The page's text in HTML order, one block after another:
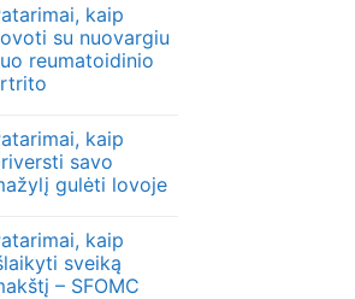
kaip
su nuovargiu
reumatoidinio
kaip
savo
gulėti lovoje
kaip
sveiką
– SFOMC